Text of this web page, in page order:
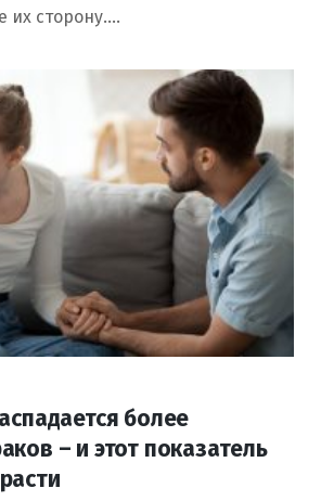
их сторону.…
более
– и этот показатель